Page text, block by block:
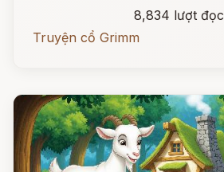
8,834 lượt đọc
Truyện cổ Grimm